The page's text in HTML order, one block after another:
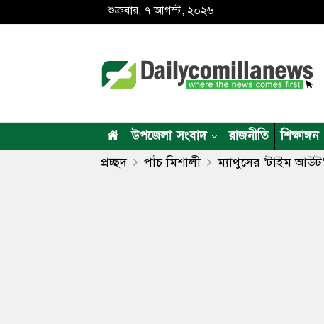
শুক্রবার, ৭ আগস্ট, ২০২৬
উপজেলা সংবাদ রাজনীতি শিক্ষাঙ্গন
প্রচ্ছদ পাঁচ মিশালী ম্যাথুসের ‘টাইম